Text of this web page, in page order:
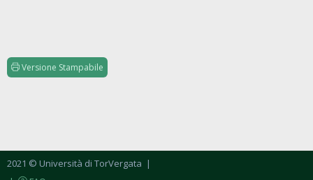
Versione Stampabile
2021 © Università di TorVergata |